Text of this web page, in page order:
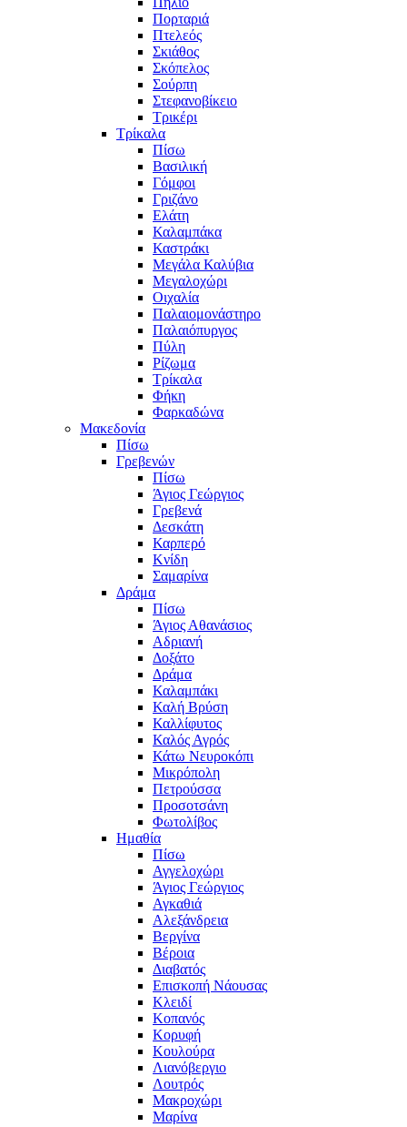
Πορταριά
Πτελεός
Σκιάθος
Σκόπελος
Σούρπη
Στεφανοβίκειο
Τρικέρι
Τρίκαλα
Πίσω
Βασιλική
Γόμφοι
Γριζάνο
Ελάτη
Καλαμπάκα
Καστράκι
Μεγάλα Καλύβια
Μεγαλοχώρι
Οιχαλία
Παλαιομονάστηρο
Παλαιόπυργος
Πύλη
Ρίζωμα
Τρίκαλα
Φήκη
Φαρκαδώνα
Μακεδονία
Πίσω
Γρεβενών
Πίσω
Άγιος Γεώργιος
Γρεβενά
Δεσκάτη
Καρπερό
Κνίδη
Σαμαρίνα
Δράμα
Πίσω
Άγιος Αθανάσιος
Αδριανή
Δοξάτο
Δράμα
Καλαμπάκι
Καλή Βρύση
Καλλίφυτος
Καλός Αγρός
Κάτω Νευροκόπι
Μικρόπολη
Πετρούσσα
Προσοτσάνη
Φωτολίβος
Ημαθία
Πίσω
Αγγελοχώρι
Άγιος Γεώργιος
Αγκαθιά
Αλεξάνδρεια
Βεργίνα
Βέροια
Διαβατός
Επισκοπή Νάουσας
Κλειδί
Κοπανός
Κορυφή
Κουλούρα
Λιανόβεργιο
Λουτρός
Μακροχώρι
Μαρίνα